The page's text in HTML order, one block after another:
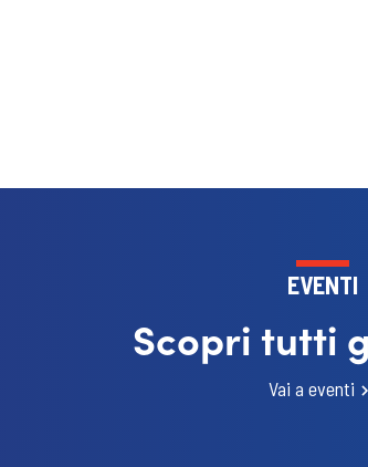
EVENTI
Scopri tutti
Vai a eventi